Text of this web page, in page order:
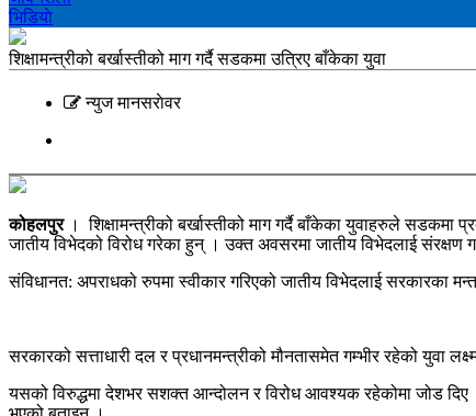
भिडियाे
शिक्षामन्त्रीको बर्खास्तीको माग गर्दै सडकमा उत्रिए बाँकेका युवा
न्युज मानसराेवर
कोहलपुर। शिक्षामन्त्रीको बर्खास्तीको माग गर्दै बाँकेका युवाहरुले
जातीय विभेदको विरोध गरेका हुन् । उक्त अवसरमा जातीय विभेदलाई संरक्षण
संविधानत: अपराधको रुपमा स्वीकार गरिएको जातीय विभेदलाई सरकारका
सरकारको सत्ताधारी दल र प्रधानमन्त्रीको मौनतासमेत गम्भीर रहेको युवा
यसको विरुद्धमा देशभर सशक्त आन्दोलन र विरोध आवश्यक रहेकोमा जोड दिए